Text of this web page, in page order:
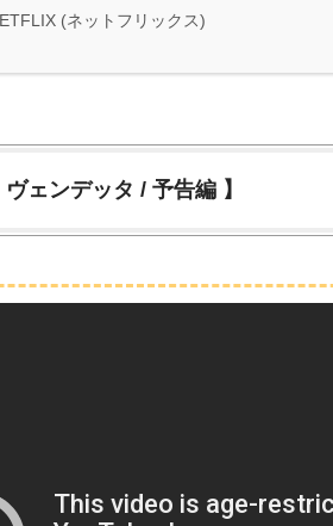
(ネットフリックス)
ヴェンデッタ / 予告編 】